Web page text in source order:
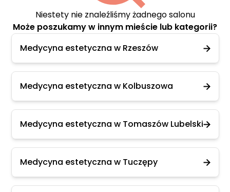
Niestety nie znaleźliśmy żadnego salonu
Może poszukamy w innym mieście lub kategorii?
Medycyna estetyczna w Rzeszów
Medycyna estetyczna w Kolbuszowa
Medycyna estetyczna w Tomaszów Lubelski
Medycyna estetyczna w Tuczępy